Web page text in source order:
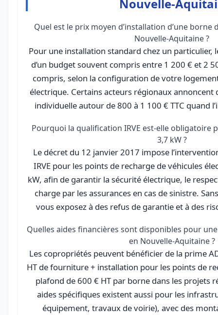
Nouvelle-
Quel est le prix moyen d’installation d’une borne
Nouvelle-Aquitaine ?
Pour une installation standard chez un particulier,
d’un budget souvent compris entre 1 200 € et 2
compris, selon la configuration de votre
électrique. Certains acteurs régionaux annoncent
individuelle autour de 800 à 1 100 € TTC quand
Pourquoi la qualification IRVE est-elle obligatoire
3,7 kW ?
Le décret du 12 janvier 2017 impose
IRVE pour les points de recharge de véhicules
kW, afin de garantir la sécurité électrique, le
charge par les assurances en cas de sinistre.
vous exposez à des refus de garantie et à des
Quelles aides financières sont disponibles pour
en Nouvelle-Aquitaine ?
Les copropriétés peuvent bénéficier de la prime
HT de fourniture + installation pour les points de
plafond de 600 € HT par borne dans les projets
aides spécifiques existent aussi pour les
équipement, travaux de voirie), avec des